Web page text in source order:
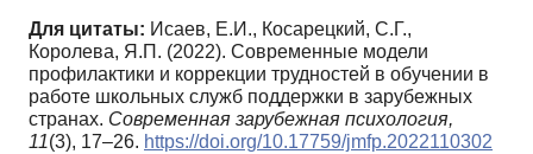
Для цитаты: Исаев, Е.И., Косарецкий, С.Г.,
Королева, Я.П. (2022). Современные модели
профилактики и коррекции трудностей в обучении в
работе школьных служб поддержки в зарубежных
странах. Современная зарубежная психология,
11(3), 17–26. https://doi.org/10.17759/jmfp.2022110302